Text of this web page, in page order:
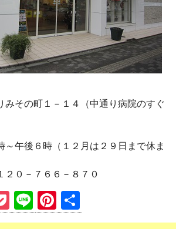
その町１－１４（中通り病院のすぐ
午後６時（１２月は２９日まで休ま
０－７６６－８７０
P
o
Li
n
Pi
nt 有